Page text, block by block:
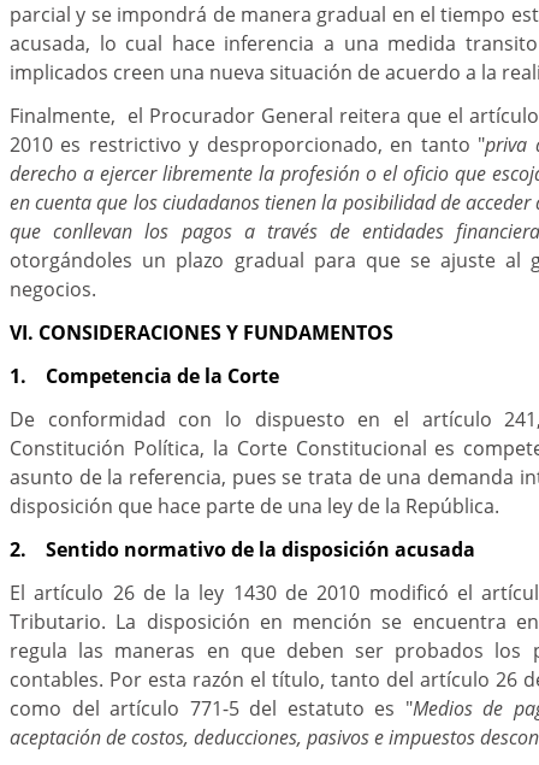
parcial y se impondrá de manera gradual en el tiempo
acusada, lo cual hace inferencia a una medida
implicados creen una nueva situación de acuerdo a la
Finalmente, el Procurador General reitera que el
2010 es restrictivo y desproporcionado, en tanto "priva
derecho a ejercer libremente la profesión o el oficio que
en cuenta que los ciudadanos tienen la posibilidad de acceder
que conllevan los pagos a través de entidades
otorgándoles un plazo gradual para que se ajuste al
negocios.
VI. CONSIDERACIONES Y FUNDAMENTOS
1. Competencia de la Corte
De conformidad con lo dispuesto en el artículo
Constitución Política, la Corte Constitucional es
asunto de la referencia, pues se trata de una demanda
disposición que hace parte de una ley de la República.
2. Sentido normativo de la disposición acusada
El artículo 26 de la ley 1430 de 2010 modificó el
Tributario. La disposición en mención se encuentra
regula las maneras en que deben ser probados los
contables. Por esta razón el título, tanto del artículo 26
como del artículo 771-5 del estatuto es "Medios de
aceptación de costos, deducciones, pasivos e impuestos